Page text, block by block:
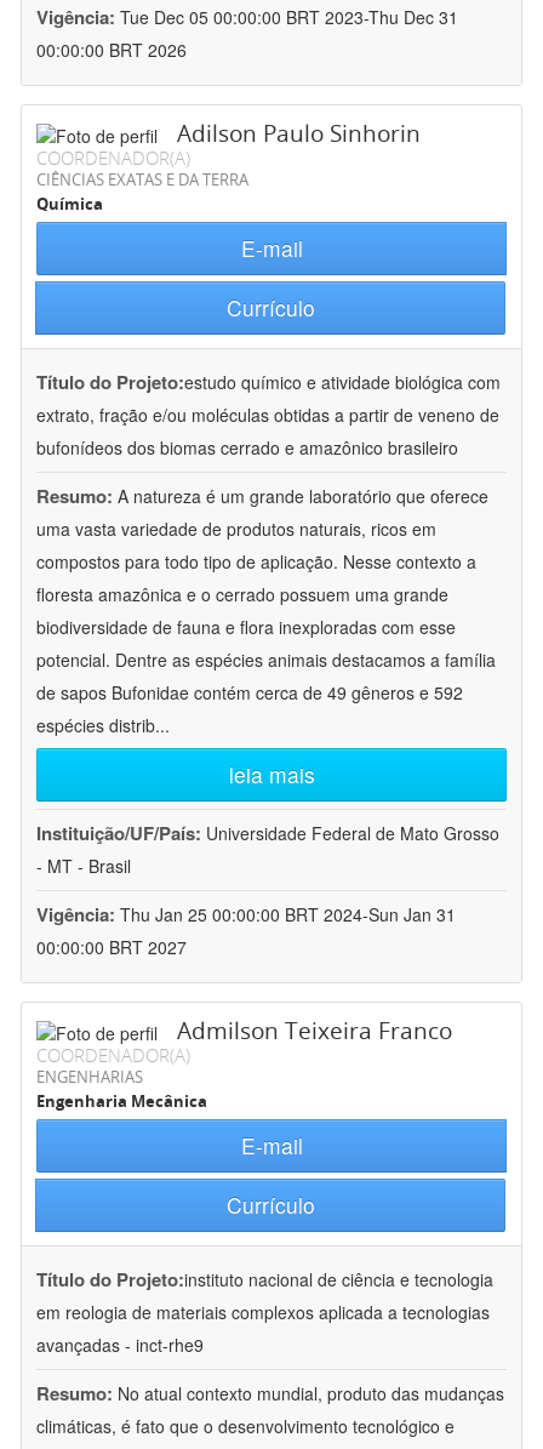
Vigência: Tue Dec 05 00:00:00 BRT 2023-Thu Dec 31
00:00:00 BRT 2026
Adilson Paulo Sinhorin
COORDENADOR(A)
CIÊNCIAS EXATAS E DA TERRA
Química
E-mail
Currículo
Título do Projeto:estudo químico e atividade biológica com
extrato, fração e/ou moléculas obtidas a partir de veneno de
bufonídeos dos biomas cerrado e amazônico brasileiro
Resumo: A natureza é um grande laboratório que oferece
uma vasta variedade de produtos naturais, ricos em
compostos para todo tipo de aplicação. Nesse contexto a
floresta amazônica e o cerrado possuem uma grande
biodiversidade de fauna e flora inexploradas com esse
potencial. Dentre as espécies animais destacamos a família
de sapos Bufonidae contém cerca de 49 gêneros e 592
espécies distrib...
leia mais
Instituição/UF/País: Universidade Federal de Mato Grosso
- MT - Brasil
Vigência: Thu Jan 25 00:00:00 BRT 2024-Sun Jan 31
00:00:00 BRT 2027
Admilson Teixeira Franco
COORDENADOR(A)
ENGENHARIAS
Engenharia Mecânica
E-mail
Currículo
Título do Projeto:instituto nacional de ciência e tecnologia
em reologia de materiais complexos aplicada a tecnologias
avançadas - inct-rhe9
Resumo: No atual contexto mundial, produto das mudanças
climáticas, é fato que o desenvolvimento tecnológico e